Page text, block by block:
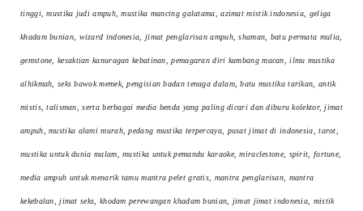
tinggi, mustika judi ampuh, mustika mancing galatama, azimat mistik indonesia, geliga
khadam bunian, wizard indonesia, jimat penglarisan ampuh, shaman, batu permata mulia,
gemstone, kesaktian kanuragan kebatinan, pemagaran diri kumbang macan, ilmu mustika
alhikmah, seks bawok memek, pengisian badan tenaga dalam, batu mustika tarikan, antik
mistis, talisman, serta berbagai media benda yang paling dicari dan diburu kolektor, jimat
ampuh, mustika alami murah, pedang mustika terpercaya, pusat jimat di indonesia, tarot,
mustika untuk dunia malam, mustika untuk pemandu karaoke, miraclestone, spirit, fortune,
media ampuh untuk menarik tamu mantra pelet gratis, mantra penglarisan, mantra
kekebalan, jimat seks, khodam perewangan khadam bunian, jimat jimat indonesia, mistik